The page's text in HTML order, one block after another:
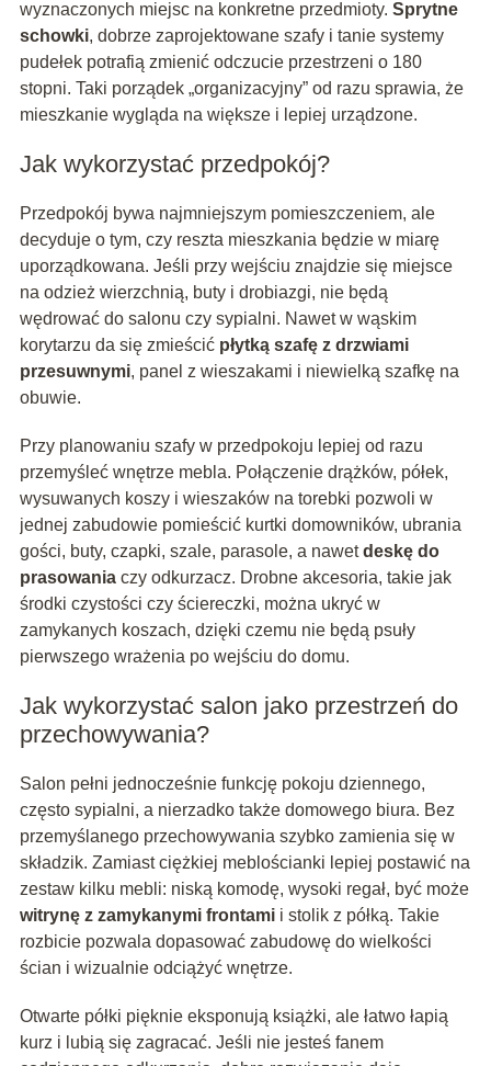
wyznaczonych miejsc na konkretne przedmioty. Sprytne
schowki, dobrze zaprojektowane szafy i tanie systemy
pudełek potrafią zmienić odczucie przestrzeni o 180
stopni. Taki porządek „organizacyjny” od razu sprawia, że
mieszkanie wygląda na większe i lepiej urządzone.
Jak wykorzystać przedpokój?
Przedpokój bywa najmniejszym pomieszczeniem, ale
decyduje o tym, czy reszta mieszkania będzie w miarę
uporządkowana. Jeśli przy wejściu znajdzie się miejsce
na odzież wierzchnią, buty i drobiazgi, nie będą
wędrować do salonu czy sypialni. Nawet w wąskim
korytarzu da się zmieścić płytką szafę z drzwiami
przesuwnymi, panel z wieszakami i niewielką szafkę na
obuwie.
Przy planowaniu szafy w przedpokoju lepiej od razu
przemyśleć wnętrze mebla. Połączenie drążków, półek,
wysuwanych koszy i wieszaków na torebki pozwoli w
jednej zabudowie pomieścić kurtki domowników, ubrania
gości, buty, czapki, szale, parasole, a nawetdeskę do
prasowaniaczy odkurzacz. Drobne akcesoria, takie jak
środki czystości czy ściereczki, można ukryć w
zamykanych koszach, dzięki czemu nie będą psuły
pierwszego wrażenia po wejściu do domu.
Jak wykorzystać salon jako przestrzeń do
przechowywania?
Salon pełni jednocześnie funkcję pokoju dziennego,
często sypialni, a nierzadko także domowego biura. Bez
przemyślanego przechowywania szybko zamienia się w
składzik. Zamiast ciężkiej meblościanki lepiej postawić na
zestaw kilku mebli: niską komodę, wysoki regał, być może
witrynę z zamykanymi frontamii stolik z półką. Takie
rozbicie pozwala dopasować zabudowę do wielkości
ścian i wizualnie odciążyć wnętrze.
Otwarte półki pięknie eksponują książki, ale łatwo łapią
kurz i lubią się zagracać. Jeśli nie jesteś fanem